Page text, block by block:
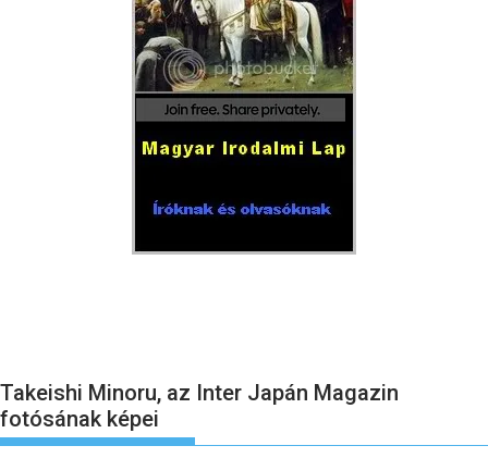
Takeishi Minoru, az Inter Japán Magazin
fotósának képei